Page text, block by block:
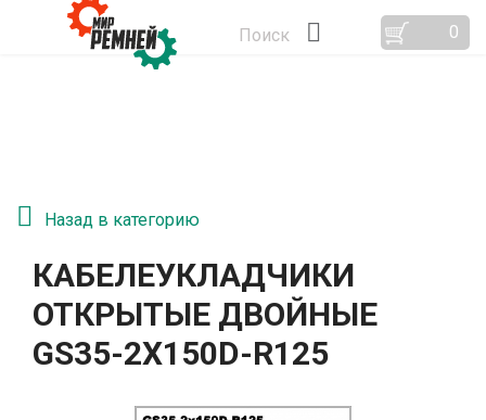
Поиск 0
Назад в категорию
КАБЕЛЕУКЛАДЧИКИ
ОТКРЫТЫЕ ДВОЙНЫЕ
GS35-2Х150D-R125